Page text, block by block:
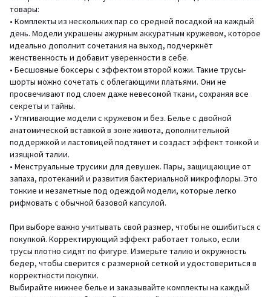
товары:
• Комплекты из нескольких пар со средней посадкой на каждый
день. Модели украшены ажурным аккуратным кружевом, которое
идеально дополнит сочетания на выход, подчеркнёт
женственность и добавит уверенности в себе.
• Бесшовные боксеры с эффектом второй кожи. Такие трусы-
шорты можно сочетать с облегающими платьями. Они не
просвечивают под слоем даже невесомой ткани, сохраняя все
секреты и тайны.
• Утягивающие модели с кружевом и без. Белье с двойной
анатомической вставкой в зоне живота, дополнительной
поддержкой и ластовицей подтянет и создаст эффект тонкой и
изящной талии.
• Менструальные трусики для девушек. Пары, защищающие от
запаха, протеканий и развития бактериальной микрофлоры. Это
тонкие и незаметные под одеждой модели, которые легко
рифмовать с обычной базовой капсулой.
При выборе важно учитывать свой размер, чтобы не ошибиться с
покупкой. Корректирующий эффект работает только, если
трусы плотно сидят по фигуре. Измерьте талию и окружность
бедер, чтобы сверится с размерной сеткой и удостовериться в
корректности покупки.
Выбирайте нижнее белье и заказывайте комплекты на каждый